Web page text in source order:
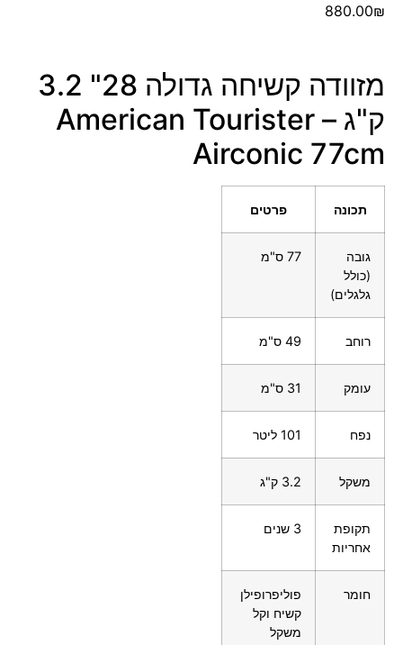
880.00₪
מזוודה קשיחה גדולה 28" 3.2
ק"ג – American Tourister
Airconic 77cm
תכונה פרטים
גובה
(כולל
גלגלים)
77 ס"מ
רוחב 49 ס"מ
עומק 31 ס"מ
נפח 101 ליטר
משקל 3.2 ק"ג
תקופת
אחריות
3 שנים
חומר
פוליפרופילן
קשיח וקל
משקל